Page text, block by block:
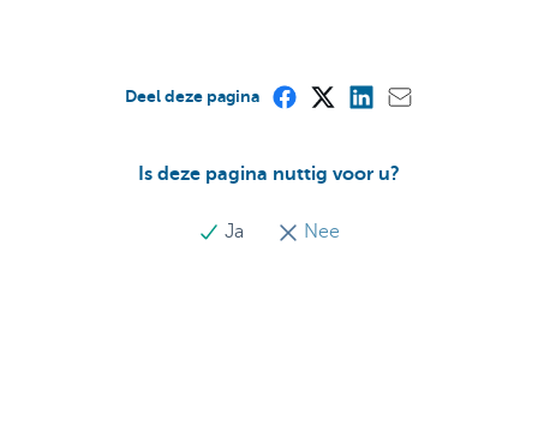
Is deze pagina nuttig voor u?
Ja Nee
Deel deze pagina